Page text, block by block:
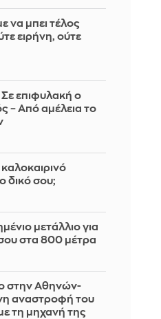
να μπει τέλος
ειρήνη, ούτε
επιφυλακή ο
– Από αμέλεια το
δικό σου;
μετάλλιο για
στα 800 μέτρα
στην Αθηνών-
αναστροφή του
τη μηχανή της